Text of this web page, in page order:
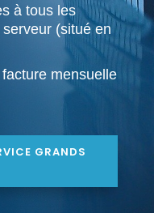
à tous les
(situé en
facture mensuelle
GRANDS